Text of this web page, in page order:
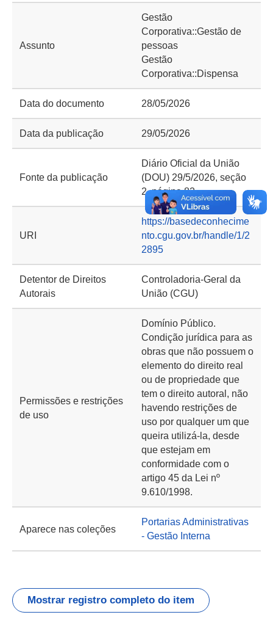
Assunto
Gestão
Corporativa::Gestão de
pessoas
Gestão
Corporativa::Dispensa
Data do documento 28/05/2026
Data da publicação 29/05/2026
Fonte da publicação
Diário Oficial da União
(DOU) 29/5/2026, seção
2, página 82
URI
https://basedeconhecime
nto.cgu.gov.br/handle/1/2
2895
Detentor de Direitos
Autorais
Controladoria-Geral da
União (CGU)
Permissões e restrições
de uso
Domínio Público.
Condição jurídica para as
obras que não possuem o
elemento do direito real
ou de propriedade que
tem o direito autoral, não
havendo restrições de
uso por qualquer um que
queira utilizá-la, desde
que estejam em
conformidade com o
artigo 45 da Lei nº
9.610/1998.
Aparece nas coleções
Portarias Administrativas
- Gestão Interna
Mostrar registro completo do item